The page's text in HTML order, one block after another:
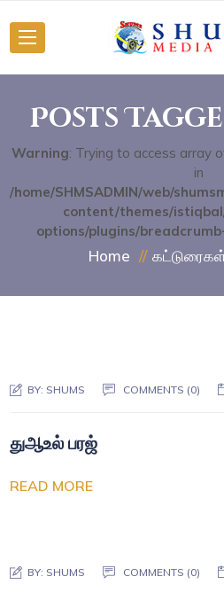
Posts
Warning: Trying to access array
in
/home/SHMSADMIN/web/
content/themes/
options/plugins/
Home
BY: SHUMS COMMENTS (0)
துஆஉல் பரஜ்
READ MORE
BY: SHUMS COMMENTS (0)